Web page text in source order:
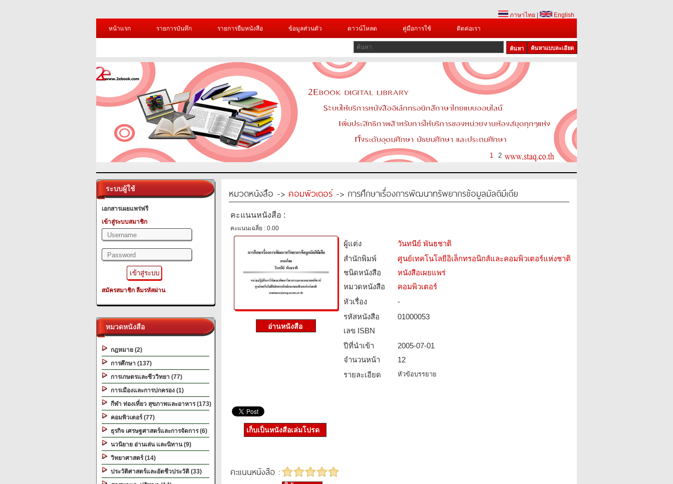
ภาษาไทย
English
หน้าแรก
รายการบันทึก รายการยืมหนังสือ ข้อมูลส่วนตัว ดาวน์โหลด คู่มือการใช้ ติดต่อเรา
ค้นหาแบบละเอียด
1 2
ระบบผู้ใช้
เอกสารเผยแพร่ฟรี
เข้าสู่ระบบสมาชิก
สมัครสมาชิก ลืมรหัสผ่าน
หมวดหนังสือ
กฎหมาย (2)
การศึกษา (137)
การเกษตรและชีววิทยา (77)
การเมืองและการปกครอง (1)
กีฬา ท่องเที่ยว สุขภาพและอาหาร (173)
คอมพิวเตอร์ (77)
ธุรกิจ เศรษฐศาสตร์และการจัดการ (6)
นวนิยาย อ่านเล่น และนิทาน (9)
วิทยาศาสตร์ (14)
ประวัติศาสตร์และอัตชีวประวัติ (33)
หมวดหนังสือ -> คอมพิวเตอร์-> การศึกษาเรื่องการพัฒนาทรัพยากรข้อมูลมัลติมีเดีย
คะแนนหนังสือ :
คะแนนเฉลี่ย : 0.00
ผู้แต่ง
วันทนีย์ พันธชาติ
สำนักพิมพ์
ศูนย์เทคโนโลยีอิเล็กทรอนิกส์และคอมพิวเตอร์แห่งชาติ
ชนิดหนังสือ­
หนังสือเผยแพร่
หมวดหนังสือ­
คอมพิวเตอร์
หัวเรื่อง
-
รหัสหนังสือ­
01000053
เลข ISBN
ปีที่นำเข้า
2005-07-01
จำนวนหน้า
12
รายละเอียด
หัวข้อบรรยาย
เก็บเป็นหนังสือเล่มโปรด
คะแนนหนังสือ :